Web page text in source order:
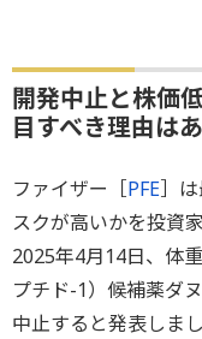
開発中止と株価
目すべき理由は
ファイザー［PFE］
スクが高いかを投資
2025年4月14日、体
プチド-1）候補薬ダ
中止すると発表しま